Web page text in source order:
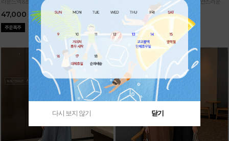
47,000
형 커버 허리 전체 밴딩으로 편안한 착용감
29,000
다시 보지 않기 닫기